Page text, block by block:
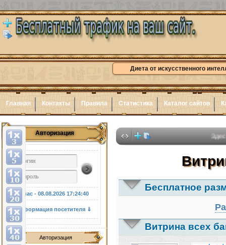
Диета от искусственного
Главная Контакты Правила Статистика Каталог сайтов
Авторизация
У нас - 08.08.202617:24:41
Информация посетителя ⇓
Авторизация
Здесь может
Бесплатное
Витрина всех